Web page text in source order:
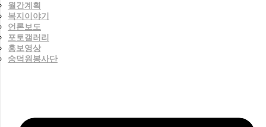
월간계획
복지이야기
언론보도
포토갤러리
홍보영상
숭덕원봉사단